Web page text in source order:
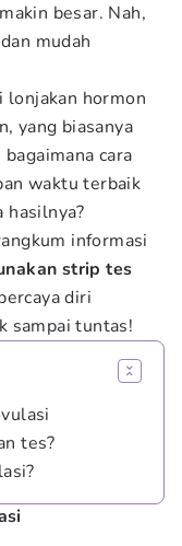
besar. Nah,
mudah
hormon
yang biasanya
cara
waktu terbaik
hasilnya?
informasi
strip tes
diri
sampai tuntas!
tes?